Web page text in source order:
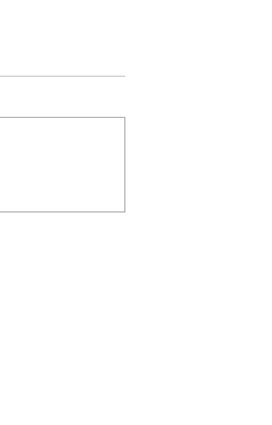
Sous les Étoiles _ Festival au